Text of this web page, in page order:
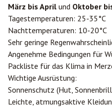
März bis April und Oktober
Tagestemperaturen: 25-35°C
Nachttemperaturen: 10-20°C
Sehr geringe
Angenehme Bedingungen für
Packliste für das Klima in
Wichtige Ausrüstung:
Sonnenschutz (Hut,
Leichte, atmungsaktive